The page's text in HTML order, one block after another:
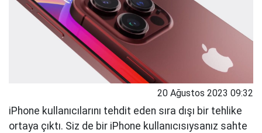
20 Ağustos 2023 09:32
iPhone kullanıcılarını tehdit eden sıra dışı bir tehlike
ortaya çıktı. Siz de bir iPhone kullanıcısıysanız sahte